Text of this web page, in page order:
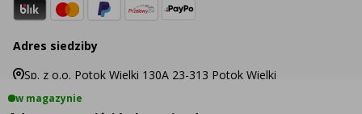
w magazynie
Adres siedziby
Sp. z o.o. Potok Wielki 130A 23-313 Potok Wielki